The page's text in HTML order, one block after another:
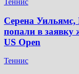
Теннис
Серена
попали в заявку
US Open
Теннис